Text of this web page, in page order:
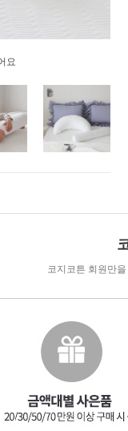
요
코지코튼 회원만